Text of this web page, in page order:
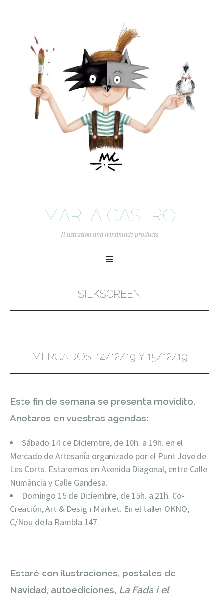
MARTA CASTRO
Illustration and handmade products
Menu
TO
SILKSCREEN
MERCADOS: 14/12/19 Y 15/12/19
Este fin de semana se presenta movidito.
Anotaros en vuestras agendas:
Sábado 14 de Diciembre, de 10h. a 19h. en el
Mercado de Artesanía organizado por el Punt Jove de
Les Corts. Estaremos en Avenida Diagonal, entre Calle
Numància y Calle Gandesa.
Domingo 15 de Diciembre, de 15h. a 21h. Co-
Creación, Art & Design Market. En el taller OKNO,
C/Nou de la Rambla 147.
Estaré con ilustraciones, postales de
Navidad, autoediciones, La Fada i el